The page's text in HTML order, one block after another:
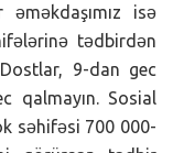
isə
tədbirdən
9-dan gec
qalmayın. Sosial
səhifəsi 700 000-